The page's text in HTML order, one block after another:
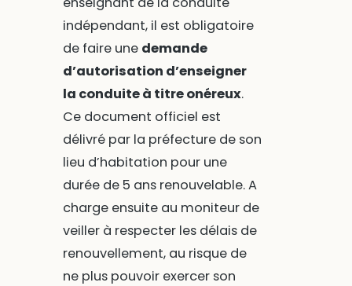
indépendant, il est obligatoire
de faire une demande
d’autorisation d’enseigner
la conduite à titre onéreux.
Ce document officiel est
délivré par la préfecture de son
lieu d’habitation pour une
durée de 5 ans renouvelable. A
charge ensuite au moniteur de
veiller à respecter les délais de
renouvellement, au risque de
ne plus pouvoir exercer son